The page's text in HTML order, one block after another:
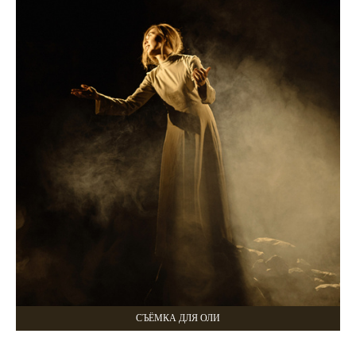
СЪЁМКА ДЛЯ ОЛИ